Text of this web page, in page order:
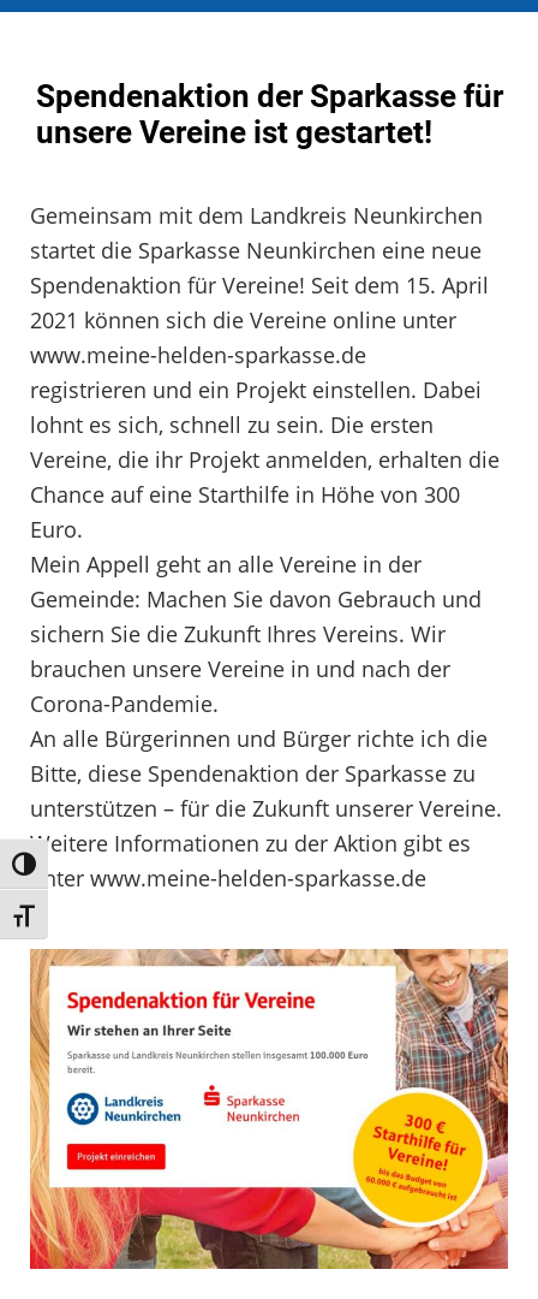
Umschalten auf hohe Kontraste
Schrift vergrößern
Spendenaktion der Sparkasse für
unsere Vereine ist gestartet!
Gemeinsam mit dem Landkreis Neunkirchen
startet die Sparkasse Neunkirchen eine neue
Spendenaktion für Vereine! Seit dem 15. April
2021 können sich die Vereine online unter
www.meine-helden-sparkasse.de
registrieren und ein Projekt einstellen. Dabei
lohnt es sich, schnell zu sein. Die ersten
Vereine, die ihr Projekt anmelden, erhalten die
Chance auf eine Starthilfe in Höhe von 300
Euro.
Mein Appell geht an alle Vereine in der
Gemeinde: Machen Sie davon Gebrauch und
sichern Sie die Zukunft Ihres Vereins. Wir
brauchen unsere Vereine in und nach der
Corona-Pandemie.
An alle Bürgerinnen und Bürger richte ich die
Bitte, diese Spendenaktion der Sparkasse zu
unterstützen – für die Zukunft unserer Vereine.
Weitere Informationen zu der Aktion gibt es
unter www.meine-helden-sparkasse.de